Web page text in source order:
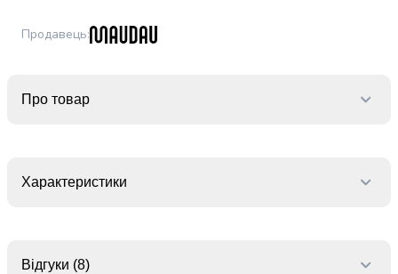
для
десертів
Бобові
Продавець:
Про товар
Характеристики
Відгуки (8)